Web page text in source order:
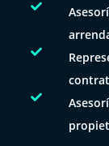


